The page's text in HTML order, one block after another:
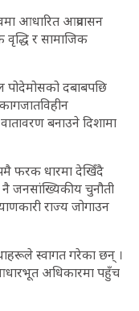
आधारित आप्रवासन
र सामाजिक
पोदेमोसको दबाबपछि
बनाउने दिशामा
फरक धारमा देखिँदै
नै जनसांख्यिकीय चुनौती
राज्य जोगाउन
स्वागत गरेका छन् ।
अधिकारमा पहुँच